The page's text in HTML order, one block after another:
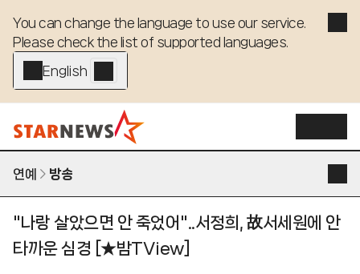
You can change the language to use our service.
Please check the list of supported languages.
English - EN
연예 방송
"나랑 살았으면 안 죽었어"..서정희, 故서세원에 안
타까운 심경 [★밤TView]